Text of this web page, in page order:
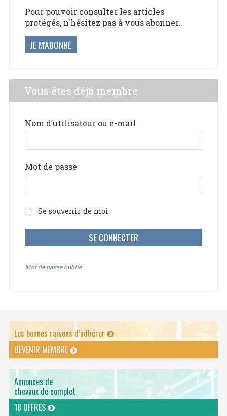
Pour pouvoir consulter les articles
protégés, n'hésitez pas à vous abonner.
JE M'ABONNE
Vous êtes déjà membre
Nom d’utilisateur ou e-mail
Mot de passe
Se souvenir de moi
Mot de passe oublié
Les bonnes raisons d’adhérer
DEVENIR MEMBRE
Annonces de
chevaux de complet
18 OFFRES